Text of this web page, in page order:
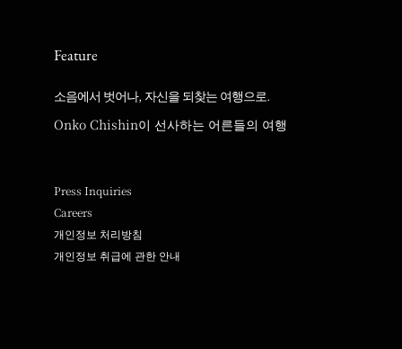
Feature
소음에서 벗어나, 자신을 되찾는 여행으로.
Onko Chishin이 선사하는 어른들의 여행
Press Inquiries
Careers
개인정보 처리방침
개인정보 취급에 관한 안내